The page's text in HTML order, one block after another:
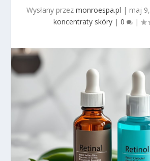
Wysłany przez monroespa.pl | maj
koncentraty skóry | 0 |